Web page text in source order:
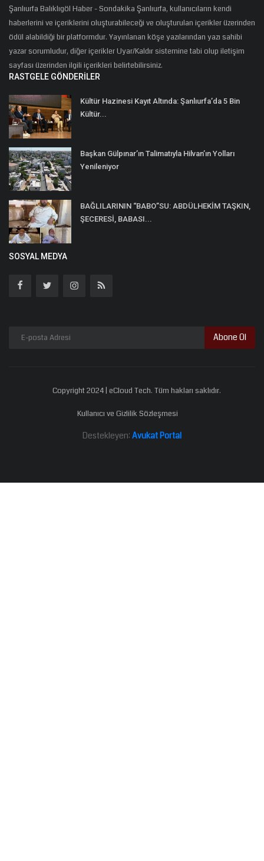
Şanlıurfa Balıklıgöl Haber - Sondakika Şanlıurfa, kullanıcıların kendi
haberlerini ve içeriklerini oluşturabileceği ve oluşturulan içerikler üzerinden
ödül alabildiği bir platformdur. Yayınlanan köşe yazılarından yazı sahibi
yazar sorumludur, diğer içerikler Uyar/Kaldır sistemine tabi olup iletişim
sayfası üzerinden ilgili içerikleri belirtebilirsiniz.
RASTGELE GÖNDERILER
Kültür Hazinesi Kayıt Altında: Şanlıurfa’da 5 Bin
Kültür...
Başkan Gülpınar’ın Talimatıyla Hilvan’ın Yolları
Yenileniyor
BAĞLILARININ “BABO”SU: ABDÜLHEKİM TAŞKIN,
ŞECERESİ, BABASI...
SOSYAL MEDYA
Abone Ol
Copyright 2024 | eCloud Tech. Tüm hakları saklıdır.
Kullanıcı ve Gizlilik Sözleşmesi
Destekleyen: Avukat Portal